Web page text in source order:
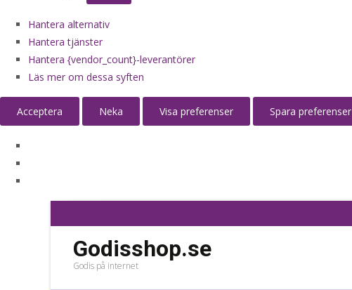
Hantera alternativ
Hantera tjänster
Hantera {vendor_count}-leverantörer
Läs mer om dessa syften
Acceptera Neka Visa preferenser Spara preferenser
Godisshop.se
Godis på internet